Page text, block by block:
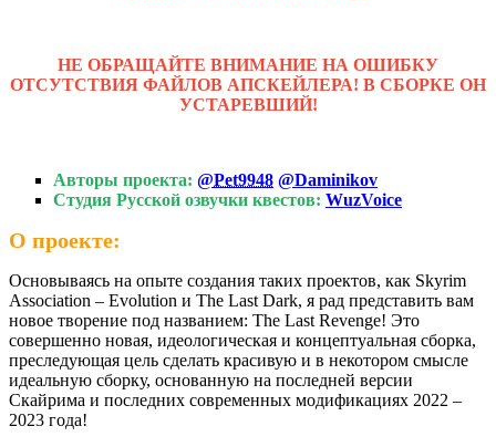
НЕ ОБРАЩАЙТЕ ВНИМАНИЕ НА ОШИБКУ
ОТСУТСТВИЯ ФАЙЛОВ АПСКЕЙЛЕРА! В СБОРКЕ ОН
УСТАРЕВШИЙ!
Авторы проекта: @Pet9948 @Daminikov
Студия Русской озвучки квестов: WuzVoice
О проекте:
Основываясь на опыте создания таких проектов, как Skyrim
Association – Evolution и The Last Dark, я рад представить вам
новое творение под названием: The Last Revenge! Это
совершенно новая, идеологическая и концептуальная сборка,
преследующая цель сделать красивую и в некотором смысле
идеальную сборку, основанную на последней версии
Скайрима и последних современных модификациях 2022 –
2023 года!